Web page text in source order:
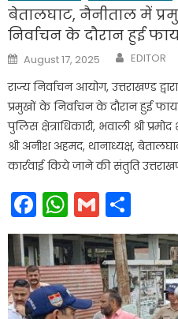
बेतालघाट, नैनीताल में
निर्वाचन के दौरान हुई
Posted
on
August 17, 2025 Author
EDITOR
राज्य निर्वाचन आयोग, उत्तराखण्ड
प्रमुखों के निर्वाचन के दौरान हुई
पुलिस क्षेत्राधिकारी, भवाली श्री
श्री अनीश अहमद, थानाध्यक्ष,
कार्रवाई किये जाने की संतुति
Facebook
Gmail